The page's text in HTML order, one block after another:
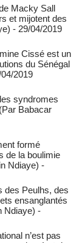
Macky Sall
et mijotent des
- 29/04/2019
Cissé est un
du Sénégal
2019
syndromes
Babacar
formé
de la boulimie
Ndiaye) -
des Peulhs, des
ensanglantés
Ndiaye) -
n’est pas